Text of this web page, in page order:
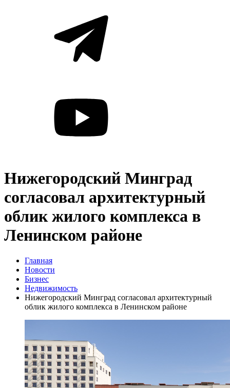
Нижегородский Минград
согласовал архитектурный
облик жилого комплекса в
Ленинском районе
Главная
Новости
Бизнес
Недвижимость
Нижегородский Минград согласовал архитектурный
облик жилого комплекса в Ленинском районе